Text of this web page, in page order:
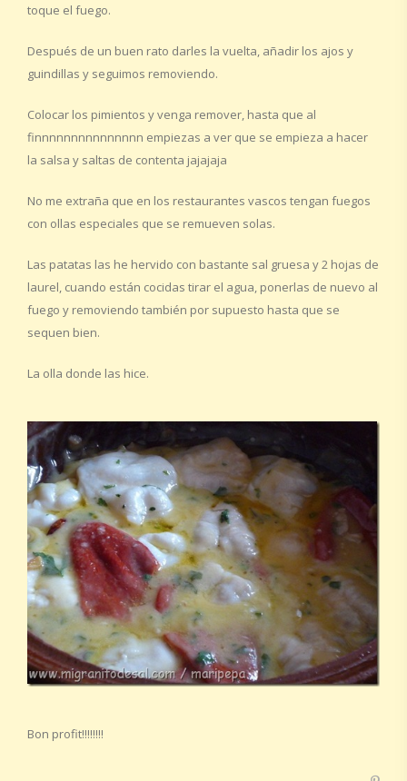
toque el fuego.
Después de un buen rato darles la vuelta, añadir los ajos y
guindillas y seguimos removiendo.
Colocar los pimientos y venga remover, hasta que al
finnnnnnnnnnnnnnn empiezas a ver que se empieza a hacer
la salsa y saltas de contenta jajajaja
No me extraña que en los restaurantes vascos tengan fuegos
con ollas especiales que se remueven solas.
Las patatas las he hervido con bastante sal gruesa y 2 hojas de
laurel, cuando están cocidas tirar el agua, ponerlas de nuevo al
fuego y removiendo también por supuesto hasta que se
sequen bien.
La olla donde las hice.
Bon profit!!!!!!!!